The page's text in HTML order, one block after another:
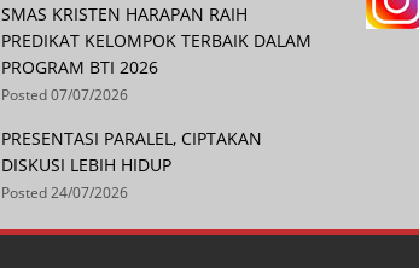
SMAS KRISTEN HARAPAN RAIH
PREDIKAT KELOMPOK TERBAIK DALAM
PROGRAM BTI 2026
Posted 07/07/2026
PRESENTASI PARALEL, CIPTAKAN
DISKUSI LEBIH HIDUP
Posted 24/07/2026